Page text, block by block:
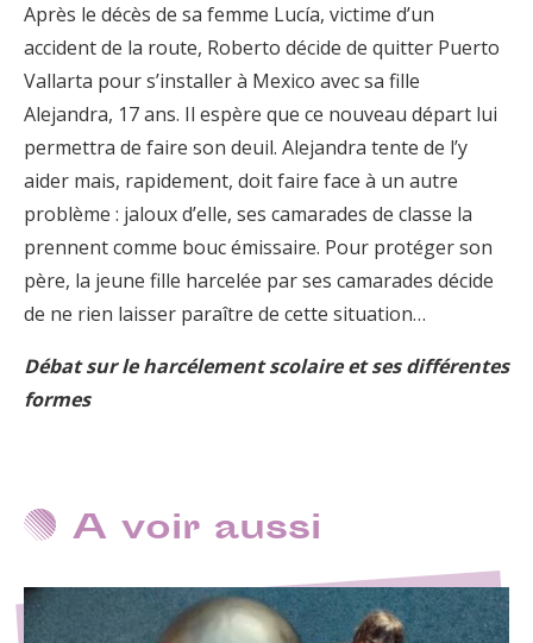
Après le décès de sa femme Lucía, victime d’un
accident de la route, Roberto décide de quitter Puerto
Vallarta pour s’installer à Mexico avec sa fille
Alejandra, 17 ans. Il espère que ce nouveau départ lui
permettra de faire son deuil. Alejandra tente de l’y
aider mais, rapidement, doit faire face à un autre
problème : jaloux d’elle, ses camarades de classe la
prennent comme bouc émissaire. Pour protéger son
père, la jeune fille harcelée par ses camarades décide
de ne rien laisser paraître de cette situation…
Débat sur le harcélement scolaire et ses différentes
formes
A voir aussi